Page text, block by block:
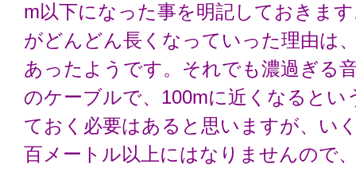
m以下になった事を明記しておきま
がどんどん長くなっていった理由は
あったようです。それでも濃過ぎる
のケーブルで、100mに近くなるとい
ておく必要はあると思いますが、い
百メートル以上にはなりませんので